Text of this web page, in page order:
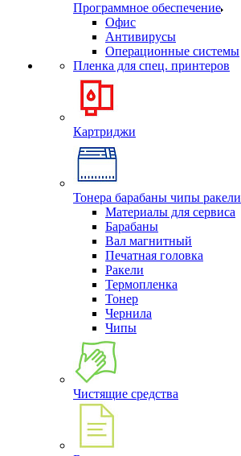
Программное обеспечение
Офис
Антивирусы
Операционные системы
Пленка для спец. принтеров
Картриджи
Тонера барабаны чипы ракели
Материалы для сервиса
Барабаны
Вал магнитный
Печатная головка
Ракели
Термопленка
Тонер
Чернила
Чипы
Чистящие средства